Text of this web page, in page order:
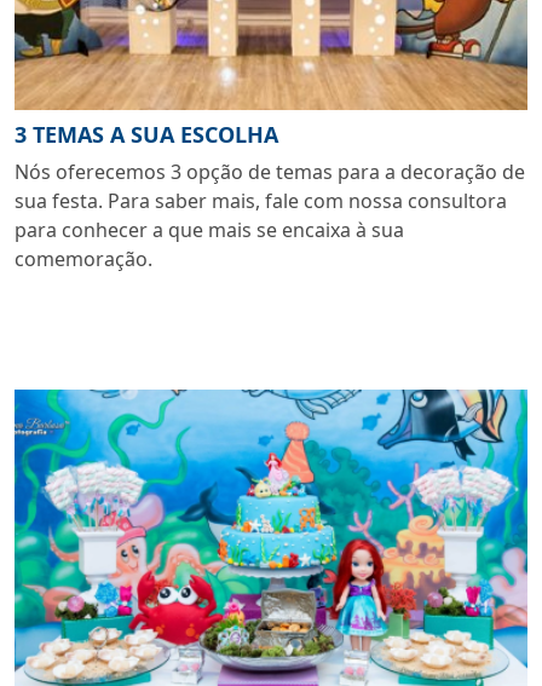
3 TEMAS A SUA ESCOLHA
Nós oferecemos 3 opção de temas para a decoração de
sua festa. Para saber mais, fale com nossa consultora
para conhecer a que mais se encaixa à sua
comemoração.